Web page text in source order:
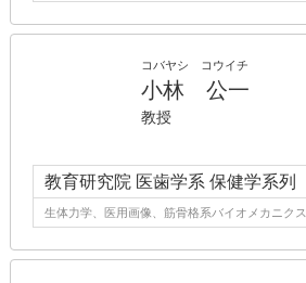
コバヤシ コウイチ
小林 公一
教授
教育研究院 医歯学系 保健学系列
生体力学、医用画像、筋骨格系バイオメカニクス